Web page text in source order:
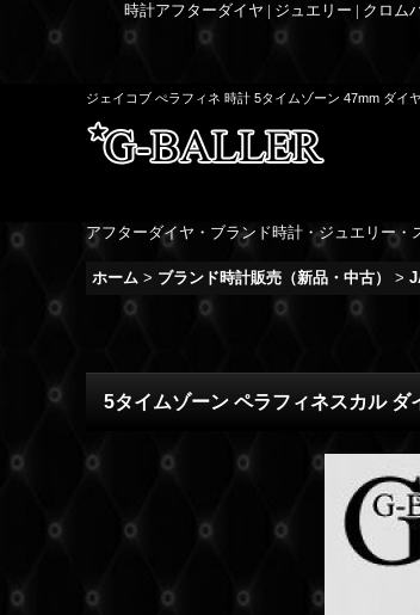
時計アフターダイヤ | ジュエリー | クロム
ジェイコブ ぺラフィネ 時計 5タイムゾーン 47mm ダイ
アフターダイヤ・ブランド時計・ジュエリー・
ホーム > ブランド時計販売（新品・中古） >
5タイムゾーン ペラフィネスカル ダ